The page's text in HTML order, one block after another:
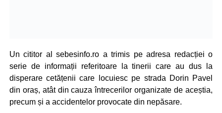
Un cititor al sebesinfo.ro a trimis pe adresa redacției o
serie de informații referitoare la tinerii care au dus la
disperare cetățenii care locuiesc pe strada Dorin Pavel
din oraș, atât din cauza întrecerilor organizate de aceștia,
precum și a accidentelor provocate din nepăsare.